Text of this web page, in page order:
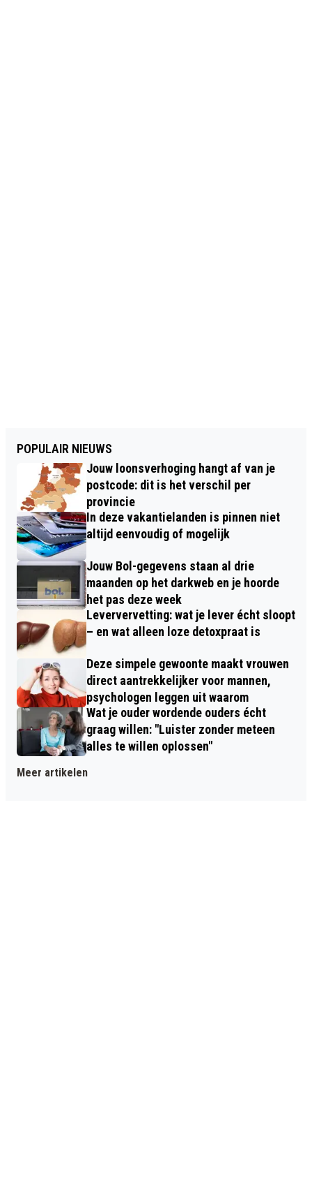
POPULAIR NIEUWS
Jouw loonsverhoging hangt af van je
postcode: dit is het verschil per
provincie
In deze vakantielanden is pinnen niet
altijd eenvoudig of mogelijk
Jouw Bol-gegevens staan al drie
maanden op het darkweb en je hoorde
het pas deze week
Leververvetting: wat je lever écht sloopt
– en wat alleen loze detoxpraat is
Deze simpele gewoonte maakt vrouwen
direct aantrekkelijker voor mannen,
psychologen leggen uit waarom
Wat je ouder wordende ouders écht
graag willen: "Luister zonder meteen
alles te willen oplossen"
Meer artikelen